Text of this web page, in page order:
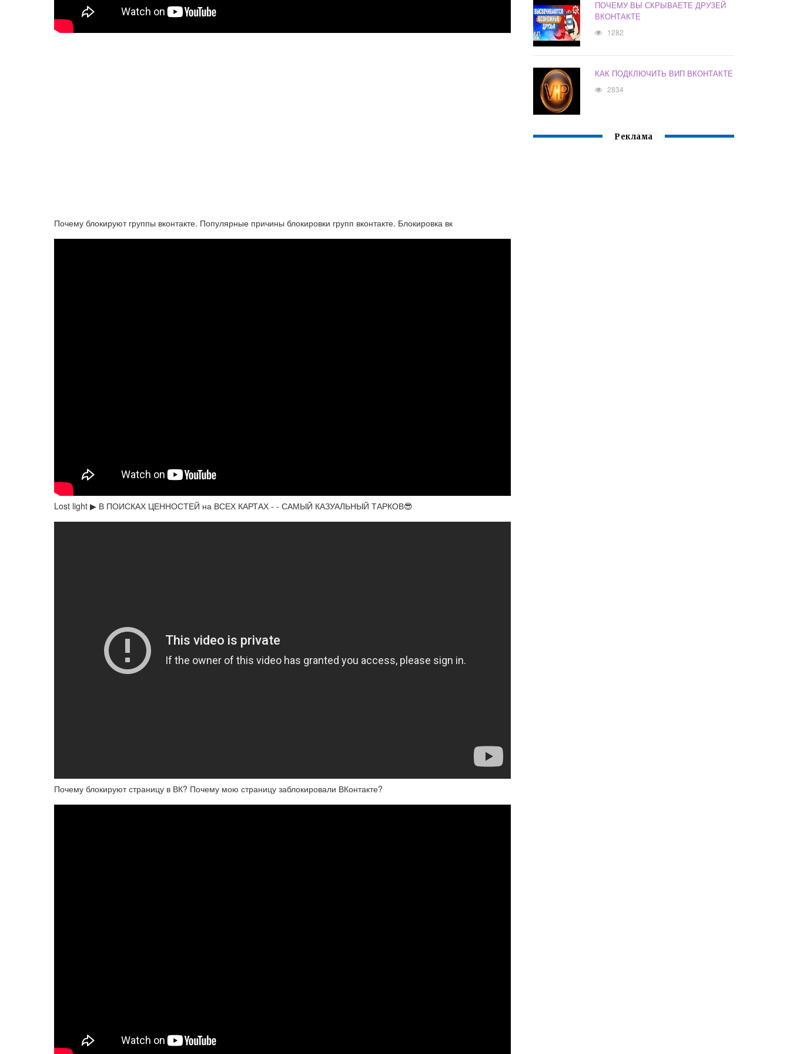
Почему блокируют группы вконтакте. Популярные причины блокировки групп вконтакте. Блокировка вк
Lost light ▶ В ПОИСКАХ ЦЕННОСТЕЙ на ВСЕХ КАРТАХ - - САМЫЙ КАЗУАЛЬНЫЙ ТАРКОВ😎
Почему блокируют страницу в ВК? Почему мою страницу заблокировали ВКонтакте?
ПОЧЕМУ ВЫ СКРЫВАЕТЕ ДРУЗЕЙ
ВКОНТАКТЕ
1282
КАК ПОДКЛЮЧИТЬ ВИП ВКОНТАКТЕ
2834
Реклама